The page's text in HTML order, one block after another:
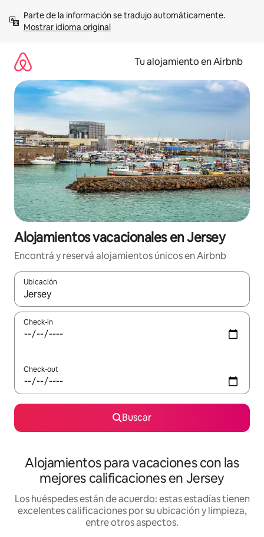
contenidoMostrar idioma original
Tu alojamiento en Airbnb
Alojamientos vacacionales en Jersey
Encontrá y reservá alojamientos únicos en Airbnb
Ubicación
Cuando los resultados estén disponibles, navegá con las
Check-in
Check-out
Buscar
Alojamientos para vacaciones con las
mejores calificaciones en Jersey
Los huéspedes están de acuerdo: estas estadías tienen
excelentes calificaciones por su ubicación y limpieza,
entre otros aspectos.